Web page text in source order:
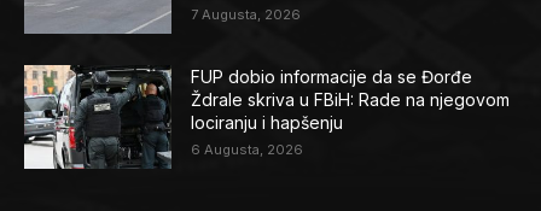
7 Augusta, 2026
FUP dobio informacije da se Đorđe
Ždrale skriva u FBiH: Rade na njegovom
lociranju i hapšenju
6 Augusta, 2026